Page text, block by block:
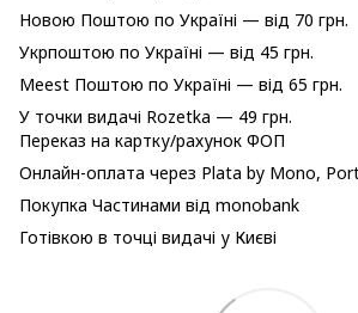
Новою Поштою по Україні — від 70 грн.
Укрпоштою по Україні — від 45 грн.
Meest Поштою по Україні — від 65 грн.
У точки видачі Rozetka — 49 грн.
Переказ на картку/рахунок ФОП
Онлайн-оплата через Plata by Mono,
Покупка Частинами від monobank
Готівкою в точці видачі у Києві